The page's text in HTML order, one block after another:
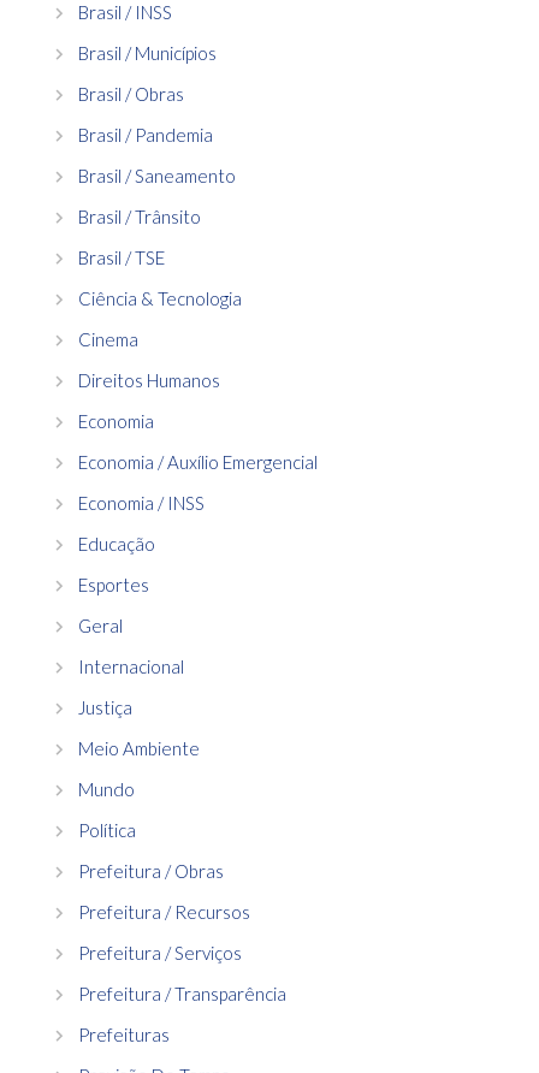
Brasil / INSS
Brasil / Municípios
Brasil / Obras
Brasil / Pandemia
Brasil / Saneamento
Brasil / Trânsito
Brasil / TSE
Ciência & Tecnologia
Cinema
Direitos Humanos
Economia
Economia / Auxílio Emergencial
Economia / INSS
Educação
Esportes
Geral
Internacional
Justiça
Meio Ambiente
Mundo
Política
Prefeitura / Obras
Prefeitura / Recursos
Prefeitura / Serviços
Prefeitura / Transparência
Prefeituras